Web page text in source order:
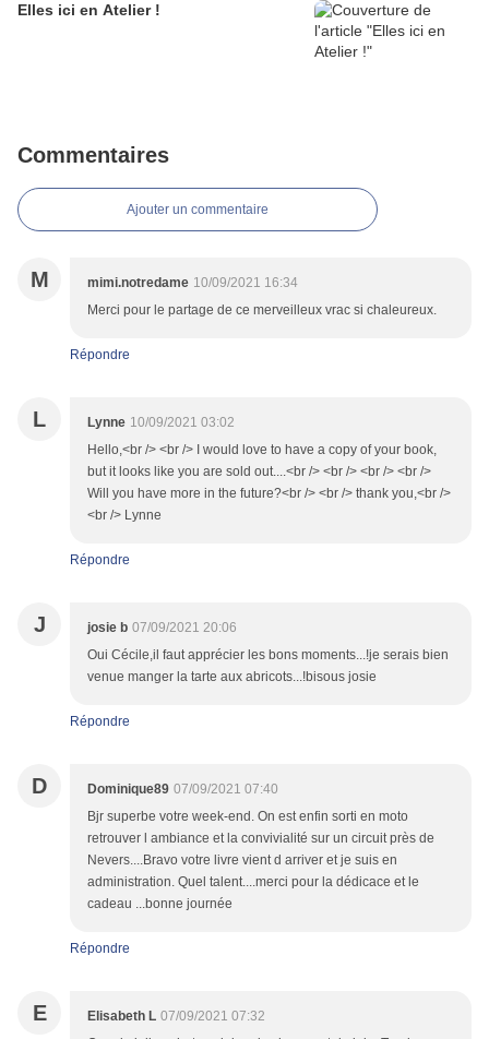
Elles ici en Atelier !
Commentaires
Ajouter un commentaire
M mimi.notredame 10/09/2021 16:34
Merci pour le partage de ce merveilleux vrac si chaleureux.
Répondre
L Lynne 10/09/2021 03:02
Hello,<br /> <br /> I would love to have a copy of your book,
but it looks like you are sold out....<br /> <br /> <br /> <br />
Will you have more in the future?<br /> <br /> thank you,<br />
<br /> Lynne
Répondre
J josie b 07/09/2021 20:06
Oui Cécile,il faut apprécier les bons moments...!je serais bien
venue manger la tarte aux abricots...!bisous josie
Répondre
D Dominique89 07/09/2021 07:40
Bjr superbe votre week-end. On est enfin sorti en moto
retrouver l ambiance et la convivialité sur un circuit près de
Nevers....Bravo votre livre vient d arriver et je suis en
administration. Quel talent....merci pour la dédicace et le
cadeau ...bonne journée
Répondre
E Elisabeth L 07/09/2021 07:32